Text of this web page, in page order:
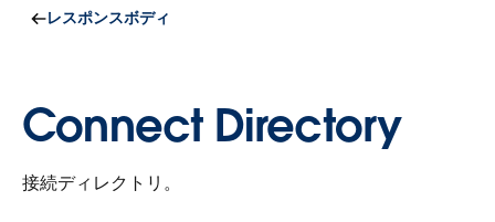
レスポンスボディ
Connect Directory
接続ディレクトリ。